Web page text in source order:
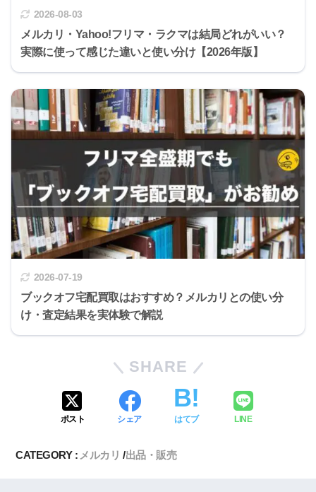
2026-08-03
メルカリ・Yahoo!フリマ・ラクマは結局どれがいい？
実際に使って感じた違いと使い分け【2026年版】
2026-07-19
ブックオフ宅配買取はおすすめ？メルカリとの使い分
け・査定結果を実体験で解説
SHARE
ポスト シェア はてブ LINE
CATEGORY : メルカリ 出品・販売